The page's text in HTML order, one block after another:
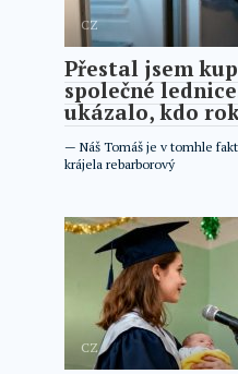
CZ
Přestal jsem
společné
ukázalo, kdo
— Náš Tomáš je v tomhle
krájela rebarborový
CZ